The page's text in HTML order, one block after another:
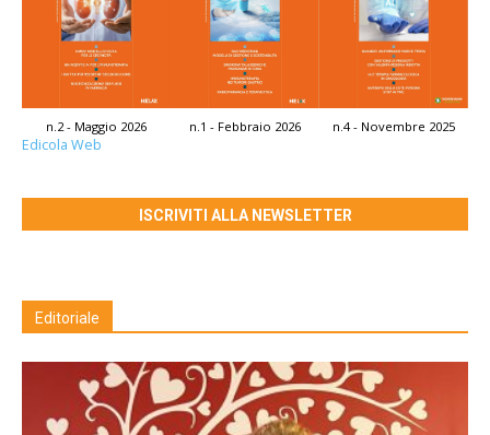
n.2 - Maggio 2026 n.1 - Febbraio 2026 n.4 - Novembre 2025
Edicola Web
ISCRIVITI ALLA NEWSLETTER
Editoriale